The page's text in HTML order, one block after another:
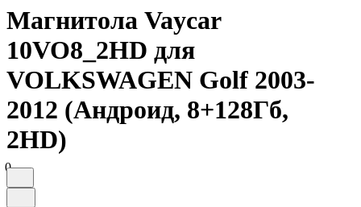
Магнитола Vaycar
10VO8_2HD для
VOLKSWAGEN Golf 2003-
2012 (Андроид, 8+128Гб,
2HD)
0